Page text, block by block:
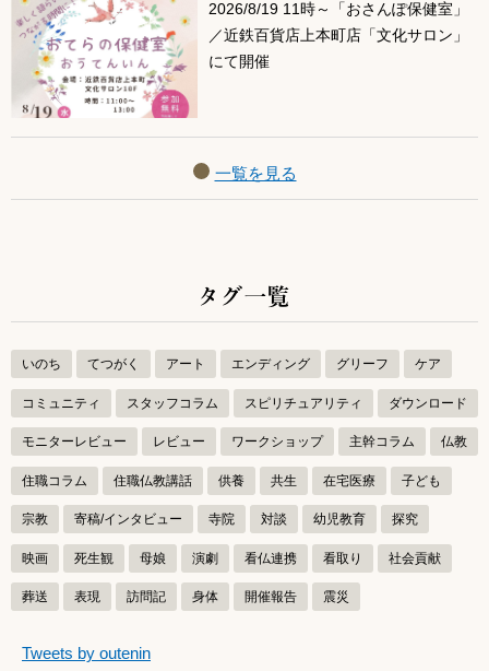
2026/8/19 11時～「おさんぽ保健室」
／近鉄百貨店上本町店「文化サロン」
にて開催
一覧を見る
タグ一覧
いのち てつがく アート エンディング グリーフ ケア
コミュニティ スタッフコラム スピリチュアリティ ダウンロード
モニターレビュー レビュー ワークショップ 主幹コラム 仏教
住職コラム 住職仏教講話 供養 共生 在宅医療 子ども
宗教 寄稿/インタビュー 寺院 対談 幼児教育 探究
映画 死生観 母娘 演劇 看仏連携 看取り 社会貢献
葬送 表現 訪問記 身体 開催報告 震災
つぶやきをスキップする
Tweets by outenin